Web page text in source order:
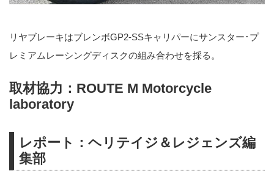
リヤブレーキはブレンボGP2-SSキャリパーにサンスター･プ
レミアムレーシングディスクの組み合わせを採る。
取材協力：ROUTE M Motorcycle
laboratory
レポート：ヘリテイジ＆レジェンズ編
集部